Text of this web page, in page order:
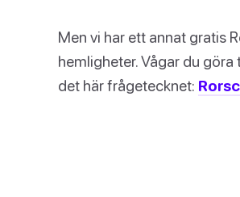
Men vi har ett annat gratis
hemligheter. Vågar du
det här frågetecknet: